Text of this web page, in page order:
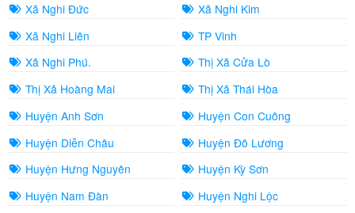
Xã Nghi Đức
Xã Nghi Kim
Xã Nghi Liên
TP Vinh
Xã Nghi Phú.
Thị Xã Cửa Lò
Thị Xã Hoàng Mai
Thị Xã Thái Hòa
Huyện Anh Sơn
Huyện Con Cuông
Huyện Diễn Châu
Huyện Đô Lương
Huyện Hưng Nguyên
Huyện Kỳ Sơn
Huyện Nam Đàn
Huyện Nghi Lộc